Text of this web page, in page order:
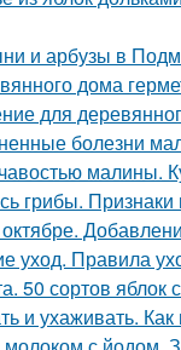
и арбузы в
дома
для
болезни
малины.
грибы.
уход. Правила
50 сортов яблок
и ухаживать.